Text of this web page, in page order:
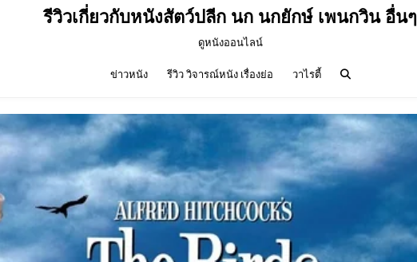
รีวิวเกี่ยวกับหนังสัตว์ปลีก นก นกยักษ์ เพนกวิน อื่นๆ
ดูหนังออนไลน์
ข่าวหนัง รีวิว วิจารณ์หนัง เรื่องย่อ วาไรตี้